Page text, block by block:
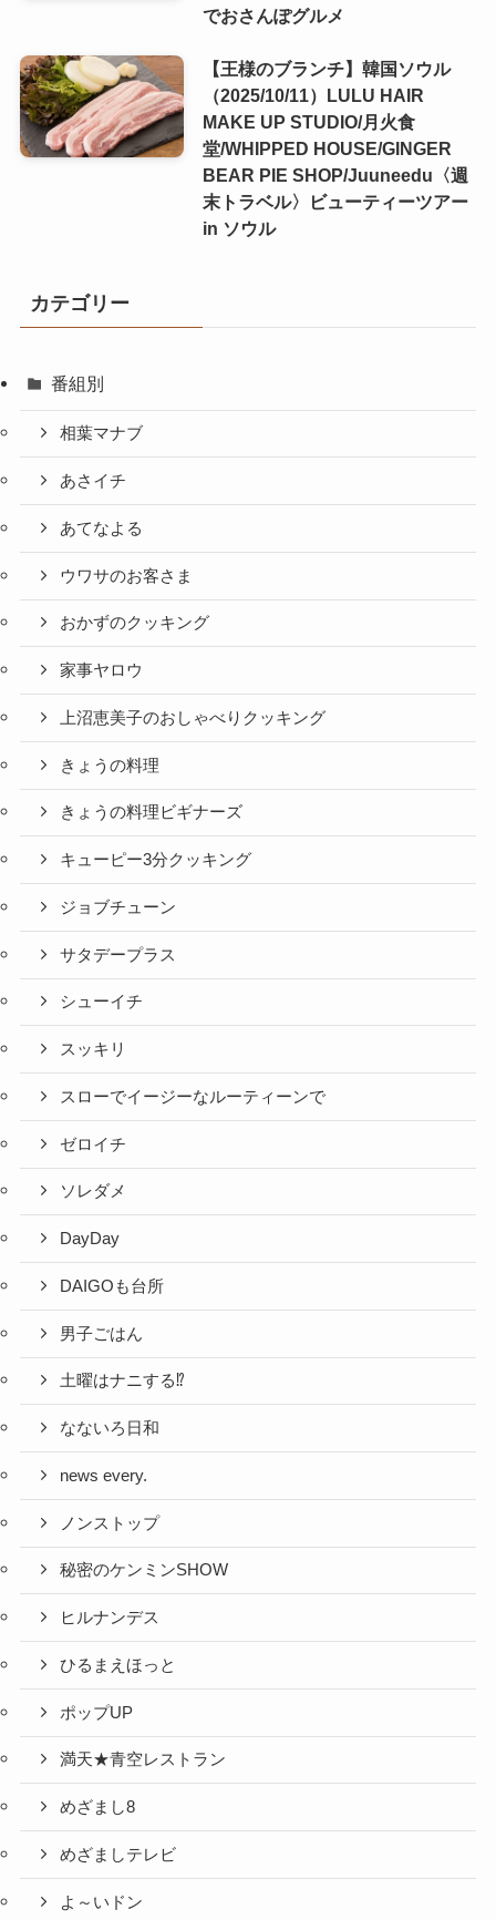
でおさんぽグルメ
【王様のブランチ】韓国ソウル
（2025/10/11）LULU HAIR
MAKE UP STUDIO/月火食
堂/WHIPPED HOUSE/GINGER
BEAR PIE SHOP/Juuneedu〈週
末トラベル〉ビューティーツアー
in ソウル
カテゴリー
番組別
相葉マナブ
あさイチ
あてなよる
ウワサのお客さま
おかずのクッキング
家事ヤロウ
上沼恵美子のおしゃべりクッキング
きょうの料理
きょうの料理ビギナーズ
キューピー3分クッキング
ジョブチューン
サタデープラス
シューイチ
スッキリ
スローでイージーなルーティーンで
ゼロイチ
ソレダメ
DayDay
DAIGOも台所
男子ごはん
土曜はナニする⁉
なないろ日和
news every.
ノンストップ
秘密のケンミンSHOW
ヒルナンデス
ひるまえほっと
ポップUP
満天★青空レストラン
めざまし8
めざましテレビ
よ～いドン